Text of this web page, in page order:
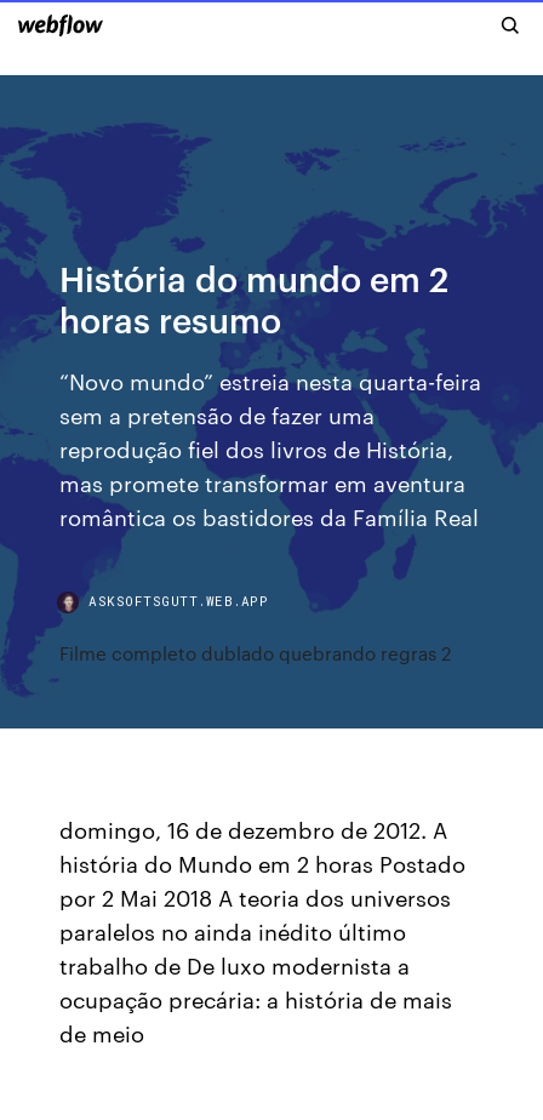
História do mundo em 2
horas resumo
“Novo mundo” estreia nesta quarta-feira
sem a pretensão de fazer uma
reprodução fiel dos livros de História,
mas promete transformar em aventura
romântica os bastidores da Família Real
ASKSOFTSGUTT.WEB.APP
Filme completo dublado quebrando regras 2
domingo, 16 de dezembro de 2012. A
história do Mundo em 2 horas Postado
por 2 Mai 2018 A teoria dos universos
paralelos no ainda inédito último
trabalho de De luxo modernista a
ocupação precária: a história de mais
de meio